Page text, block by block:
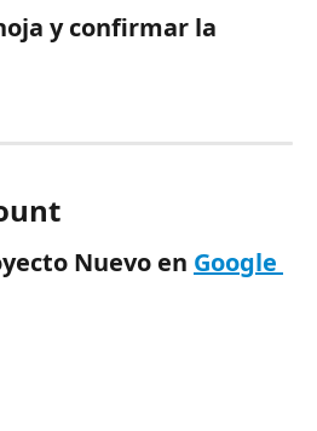
y confirmar la
Nuevo en Google